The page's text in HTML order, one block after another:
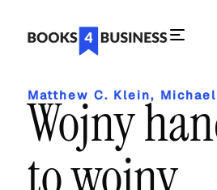
Matthew C. Klein,
Wojny